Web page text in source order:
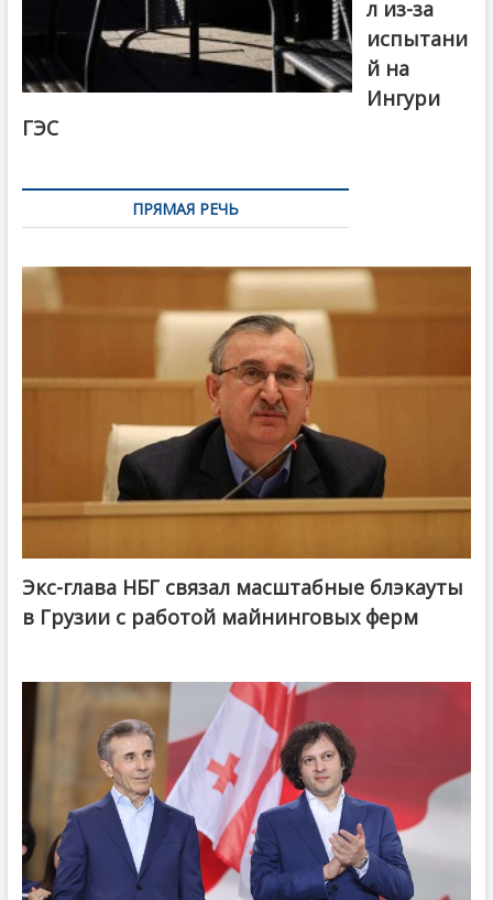
л из-за
испытани
й на
Ингури
ГЭС
ПРЯМАЯ РЕЧЬ
Экс-глава НБГ связал масштабные блэкауты
в Грузии с работой майнинговых ферм